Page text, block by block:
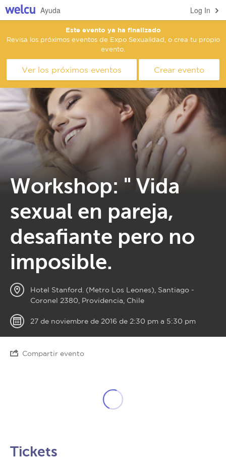
Log In
Ayuda
Este evento ya ha finalizado
Revisa los próximos eventos de Expo Sexualidad, o crea tu propio
evento.
Ver los próximos eventos Crear evento
Workshop: " Vida
sexual en pareja,
desafiante pero no
imposible.
Hotel Stanford. (Metro Los Leones), Santiago -
Coronel 2380, Providencia, Chile
27 de noviembre de 2016 de 2:30 pm a 5:30 pm
Compartir evento
Tickets